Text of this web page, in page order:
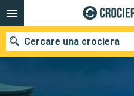
Cercare una crociera